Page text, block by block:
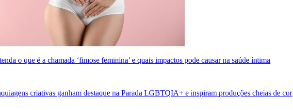
o que é a chamada ‘fimose feminina’ e quais impactos pode causar na saúde íntima
criativas ganham destaque na Parada LGBTQIA+ e inspiram produções cheias de cor